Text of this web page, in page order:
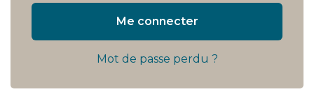
Me connecter
Mot de passe perdu ?